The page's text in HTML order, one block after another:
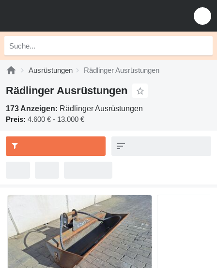
Ausrüstungen Rädlinger Ausrüstungen
Rädlinger Ausrüstungen
173 Anzeigen: Rädlinger Ausrüstungen
Preis: 4.600 € - 13.000 €